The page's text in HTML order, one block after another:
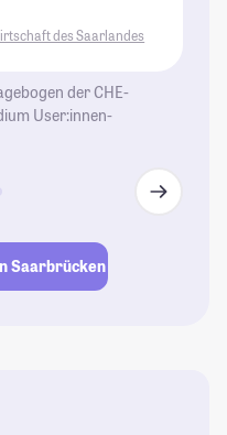
des Saarlandes
der CHE-
User:innen-
Saarbrücken